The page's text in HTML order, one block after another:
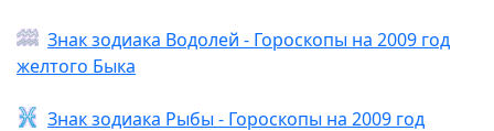
Знак зодиака Водолей - Гороскопы на 2009 год
желтого Быка
Знак зодиака Рыбы - Гороскопы на 2009 год